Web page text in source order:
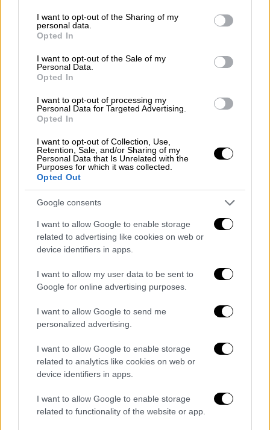
not limited to your visit or usage behaviour. You may click to
grant or deny consent to Google and its third-party tags to
use your data for below specified purposes in below Google
consent section.
I want to opt-out of the Sharing of my
personal data.
Opted In
I want to opt-out of the Sale of my
Personal Data.
Opted In
I want to opt-out of processing my
Personal Data for Targeted Advertising.
Opted In
I want to opt-out of Collection, Use,
Retention, Sale, and/or Sharing of my
Personal Data that Is Unrelated with the
Purposes for which it was collected.
Opted Out
Google consents
I want to allow Google to enable storage
related to advertising like cookies on web or
device identifiers in apps.
I want to allow my user data to be sent to
Google for online advertising purposes.
I want to allow Google to send me
personalized advertising.
I want to allow Google to enable storage
related to analytics like cookies on web or
device identifiers in apps.
I want to allow Google to enable storage
related to functionality of the website or app.
Σύμφωνα με την ΕΡΤ, η γυναίκα διακομίσθηκε
σήμερα το μεσημέρι από τη
ΕπιχειρήσεωντουΛιμενικού Σώματος –
Ελληνικής Ακτοφυλακής
έκανε εισαγωγή στοΝοσοκομείο
όπου
νοσηλεύεται.
Σύμφωνα με πληροφορίες, τo νέο ατύχημα
προκάλεσε την παρέμβαση της εισαγγελίας
Βόλου ενώ προανάκριση διενεργεί το Α.Τ.
Σκιάθου Να σημειωθεί πως, στις 19 Ιουνίου,
σε αντίστοιχο περιστατικό, είχε
τραυματιστεί ελαφρά, κατά τον ίδιο τρόπο,
χωρίς όμως να χρειαστεί νοσηλεία, ένας
79χρονος.
Όλες οι ειδήσεις
Δημοσκόπηση ALCO για OPEN: Η διαφορά ΝΔ
με ΣΥΡΙΖΑ – Πώς αποτιμούν το κυβερνητικό
έργο ανά τομέα, με ποιο κριτήριο θα
ψηφίσουν στις εκλογές
Ταυτότητα και άδεια οδήγησης στο κινητό:
Gov.gr Wallet και τις παροχές του